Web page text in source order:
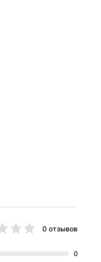
0 отзывов
0